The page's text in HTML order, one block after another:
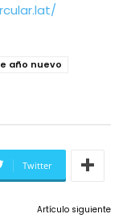
año nuevo
Twitter
Artículo siguiente